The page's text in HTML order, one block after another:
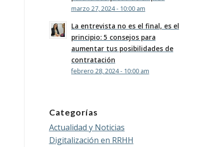
marzo 27, 2024 - 10:00 am
La entrevista no es el final, es el
principio: 5 consejos para
aumentar tus posibilidades de
contratación
febrero 28, 2024 - 10:00 am
Categorías
Actualidad y Noticias
Digitalización en RRHH